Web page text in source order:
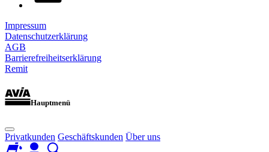
Impressum
Datenschutzerklärung
AGB
Barrierefreiheitserklärung
Remit
Hauptmenü
Privatkunden Geschäftskunden Über uns